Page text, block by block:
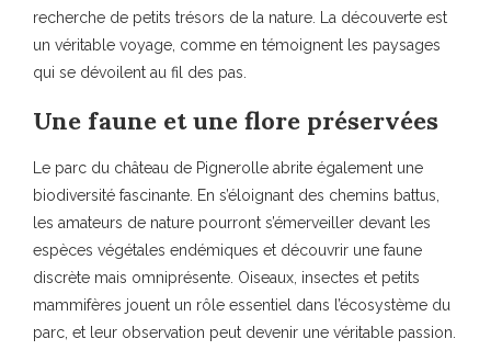
recherche de petits trésors de la nature. La découverte est
un véritable voyage, comme en témoignent les paysages
qui se dévoilent au fil des pas.
Une faune et une flore préservées
Le parc du château de Pignerolle abrite également une
biodiversité fascinante. En s’éloignant des chemins battus,
les amateurs de nature pourront s’émerveiller devant les
espèces végétales endémiques et découvrir une faune
discrète mais omniprésente. Oiseaux, insectes et petits
mammifères jouent un rôle essentiel dans l’écosystème du
parc, et leur observation peut devenir une véritable passion.